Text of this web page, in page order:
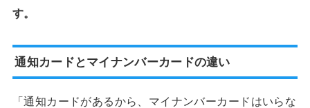
す。
通知カードとマイナンバーカードの違い
「通知カードがあるから、マイナンバーカードはいらな